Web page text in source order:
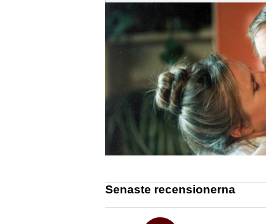
Senaste recensionerna